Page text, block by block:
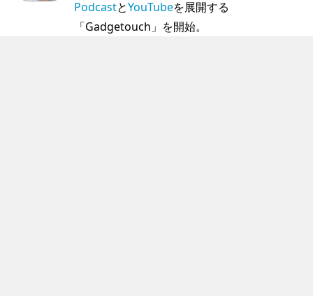
PodcastとYouTubeを展開する
「Gadgetouch」を開始。